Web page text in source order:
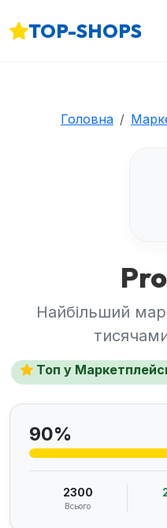
TOP-SHOPS
Головна
Найбільший
Топ у
90%
2300
Всього